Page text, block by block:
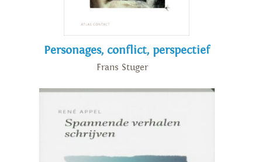
Personages, conflict, perspectief
Frans Stuger